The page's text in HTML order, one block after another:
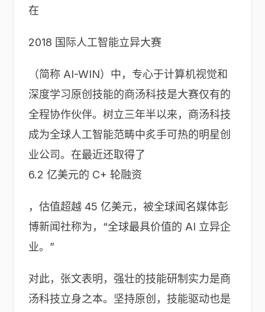
在
2018 国际人工智能立异大赛
（简称 AI-WIN）中，专心于计算机视觉和
深度学习原创技能的商汤科技是大赛仅有的
全程协作伙伴。树立三年半以来，商汤科技
成为全球人工智能范畴中炙手可热的明星创
业公司。在最近还取得了
6.2 亿美元的 C+ 轮融资
，估值超越 45 亿美元，被全球闻名媒体彭
博新闻社称为，“全球最具价值的 AI 立异企
业。”
对此，张文表明，强壮的技能研制实力是商
汤科技立身之本。坚持原创，技能驱动也是